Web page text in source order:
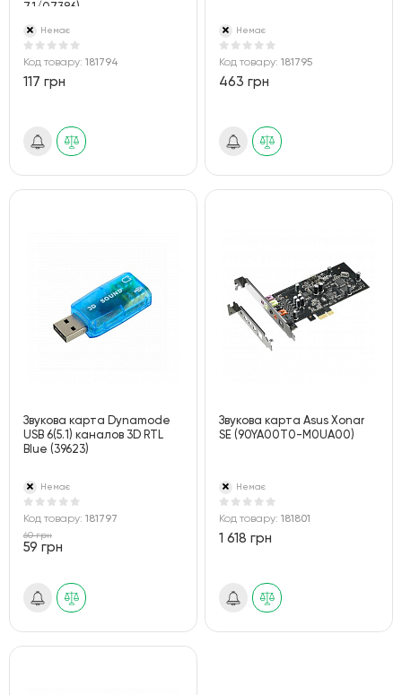
7.1/07386)
Немає
Код товару: 181794
117 грн
Немає
Код товару:181795
463 грн
Звукова карта Dynamode
USB 6(5.1) каналов 3D RTL
Blue (39623)
Немає
Код товару: 181797
60 грн
59 грн
Звукова карта Asus Xonar
SE (90YA00T0-M0UA00)
Немає
Код товару:181801
1 618 грн